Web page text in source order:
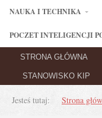
NAUKA I TECHNIKA
POCZET INTELIGENCJI
STRONA GŁÓWNA
STANOWISKO KIP
Jesteś tutaj: Strona